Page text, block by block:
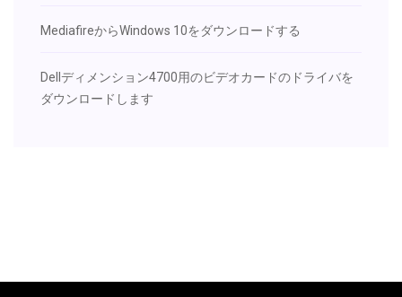
MediafireからWindows 10をダウンロードする
Dellディメンション4700用のビデオカードのドライバを
ダウンロードします